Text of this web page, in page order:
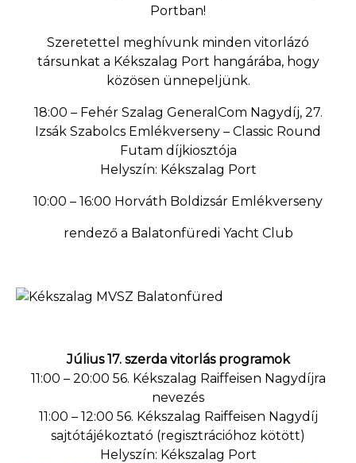
Portban!
Szeretettel meghívunk minden vitorlázó
társunkat a Kékszalag Port hangárába, hogy
közösen ünnepeljünk.
18:00 – Fehér Szalag GeneralCom Nagydíj, 27.
Izsák Szabolcs Emlékverseny – Classic Round
Futam díjkiosztója
Helyszín: Kékszalag Port
10:00 – 16:00 Horváth Boldizsár Emlékverseny
rendező a Balatonfüredi Yacht Club
Július 17. szerda vitorlás programok
11:00 – 20:00 56. Kékszalag Raiffeisen Nagydíjra
nevezés
11:00 – 12:00 56. Kékszalag Raiffeisen Nagydíj
sajtótájékoztató (regisztrációhoz kötött)
Helyszín: Kékszalag Port